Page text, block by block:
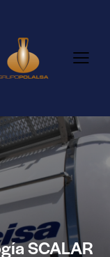
SCALAR